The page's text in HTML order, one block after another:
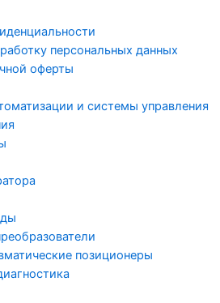
персональных данных
оферты
и системы управления
позиционеры